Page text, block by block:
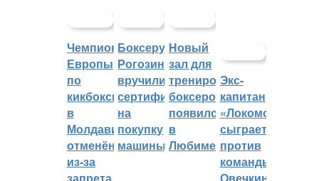
Чемпионат
Европы
по
кикбоксингу
в
Молдавии
отменён
из-за
Боксеру
Рогозину
вручили
сертификат
на
покупку
машины
Новый
зал для
тренировок
боксеров
появился
в
Любиме
Экс-
капитан
«Локомотива»
сыграет
против
команды